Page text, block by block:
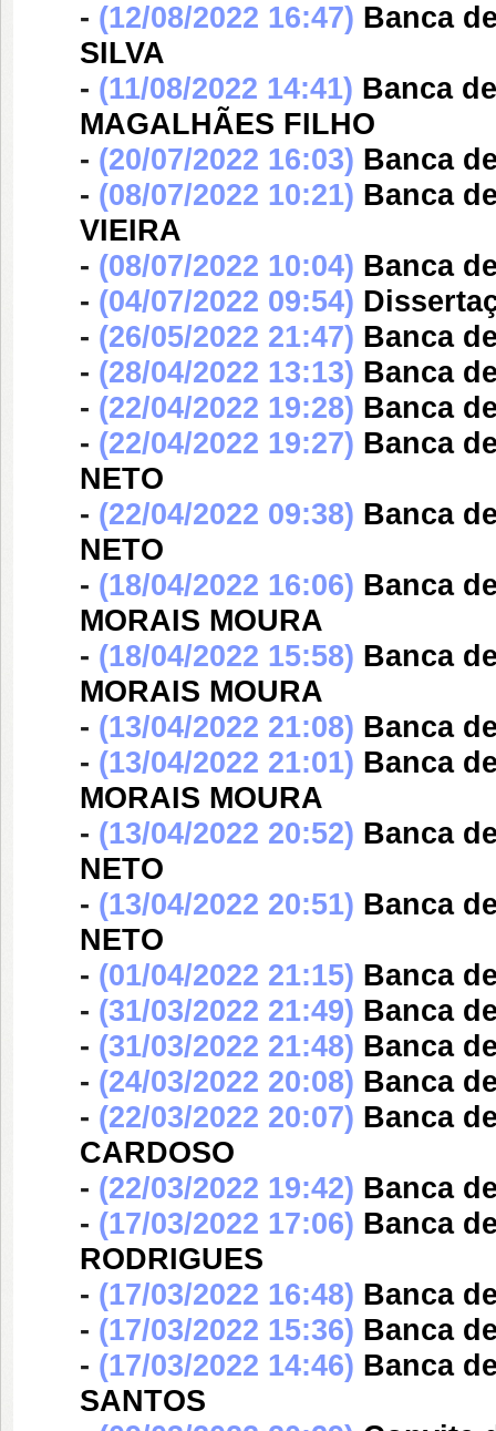
- (12/08/2022 16:47) Banca
SILVA
- (11/08/2022 14:41) Banca
MAGALHÃES FILHO
- (20/07/2022 16:03) Banca
- (08/07/2022 10:21) Banca
VIEIRA
- (08/07/2022 10:04) Banca
- (04/07/2022 09:54)
- (26/05/2022 21:47) Banca
- (28/04/2022 13:13) Banca
- (22/04/2022 19:28) Banca
- (22/04/2022 19:27) Banca
NETO
- (22/04/2022 09:38) Banca
NETO
- (18/04/2022 16:06) Banca
MORAIS MOURA
- (18/04/2022 15:58) Banca
MORAIS MOURA
- (13/04/2022 21:08) Banca
- (13/04/2022 21:01) Banca
MORAIS MOURA
- (13/04/2022 20:52) Banca
NETO
- (13/04/2022 20:51) Banca
NETO
- (01/04/2022 21:15) Banca
- (31/03/2022 21:49) Banca
- (31/03/2022 21:48) Banca
- (24/03/2022 20:08) Banca
- (22/03/2022 20:07) Banca
CARDOSO
- (22/03/2022 19:42) Banca
- (17/03/2022 17:06) Banca
RODRIGUES
- (17/03/2022 16:48) Banca
- (17/03/2022 15:36) Banca
- (17/03/2022 14:46) Banca
SANTOS